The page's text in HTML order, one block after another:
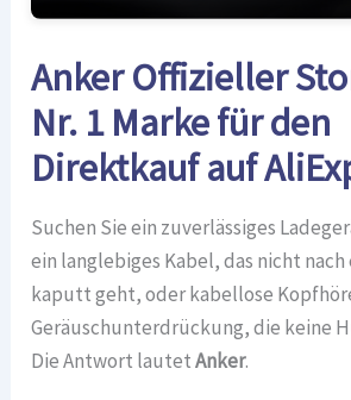
Anker Offizieller
Nr. 1 Marke für den
Direktkauf auf
Suchen Sie ein zuverlässiges
ein langlebiges Kabel, das nicht
kaputt geht, oder kabellose
Geräuschunterdrückung, die keine
Die Antwort lautetAnker.